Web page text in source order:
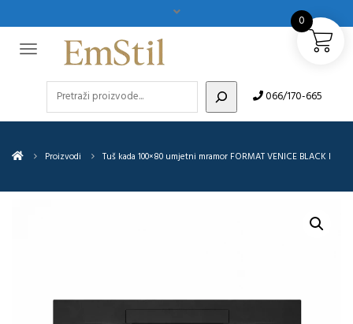
066/170-665
Proizvodi Tuš kada 100×80 umjetni mramor FORMAT VENICE BLACK I
0